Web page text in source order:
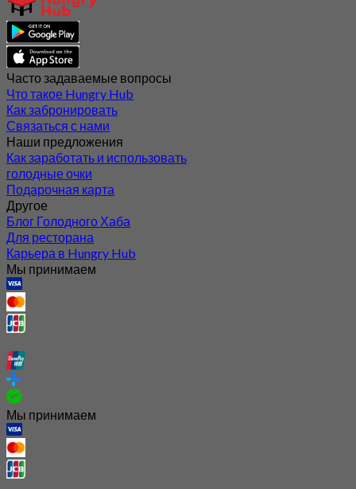
Часто задаваемые вопросы
Что такое Hungry Hub
Как забронировать
Связаться с нами
Наши предложения
Как заработать и использовать
голодные очки
Подарочная карта
Другое
Блог Голодного Хаба
Для ресторана
Карьера в Hungry Hub
Мы принимаем
Мы принимаем